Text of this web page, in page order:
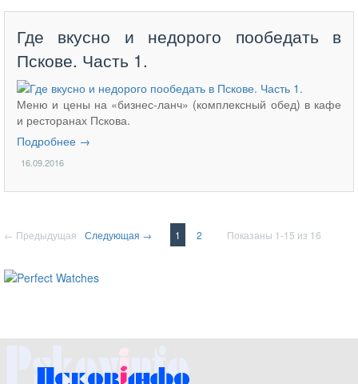
Где вкусно и недорого пообедать в
Пскове. Часть 1.
Меню и цены на «бизнес-ланч» (комплексный обед) в кафе
и ресторанах Пскова.
Подробнее →
16.09.2016
← Предыдущая Следующая → 1 2 Показаны 1-15 из 16